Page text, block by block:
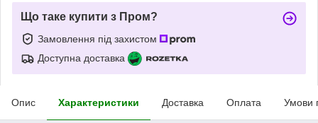
Що таке купити з Пром?
Замовлення під захистом
Доступна доставка
Опис Характеристики Доставка Оплата Умови